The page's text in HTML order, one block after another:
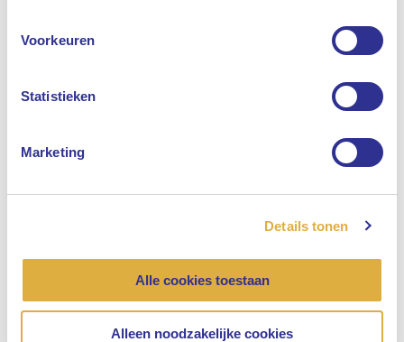
Voorkeuren
Statistieken
Marketing
Details tonen
Alle cookies toestaan
Alleen noodzakelijke cookies